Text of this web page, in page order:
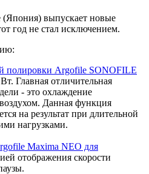
выпускает новые
год не стал исключением.
полировки Argofile SONOFILE
Главная отличительная
- это охлаждение
Данная функция
на результат при длительной
нагрузками.
Maxima NEO для
отображения скорости